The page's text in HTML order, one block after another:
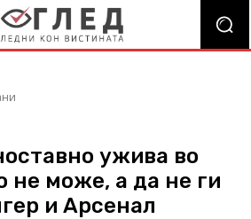
ужива во
не може, а да не ги
и Арсенал